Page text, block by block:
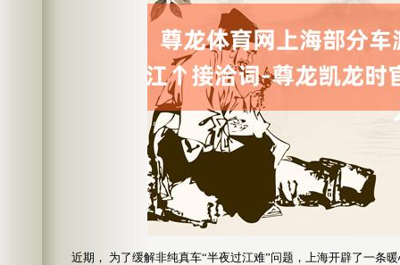
近期， 为了缓解非纯真车“半夜过江难”问题，上海开辟了一条